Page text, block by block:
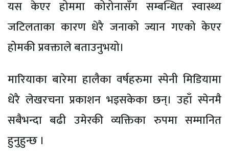
यस केएर होममा कोरोनासँग सम्बन्धित स्वास्थ्य
जटिलताका कारण धेरै जनाको ज्यान गएको केएर
होमकी प्रवक्ताले बताउनुभयो।
मारियाका बारेमा हालैका वर्षहरुमा स्पेनी मिडियामा
धेरै लेखरचना प्रकाशन भइसकेका छन्। उहाँ स्पेनमै
सबैभन्दा बढी उमेरकी व्यक्तिका रुपमा सम्मानित
हुनुहुन्छ ।